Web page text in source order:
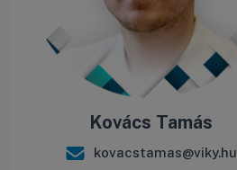
Kovács Tamás
kovacstamas@viky.hu